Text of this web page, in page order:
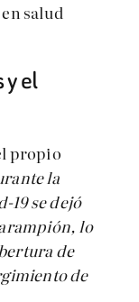
salud
y el
propio
la
19 se dejó
lo
de
de